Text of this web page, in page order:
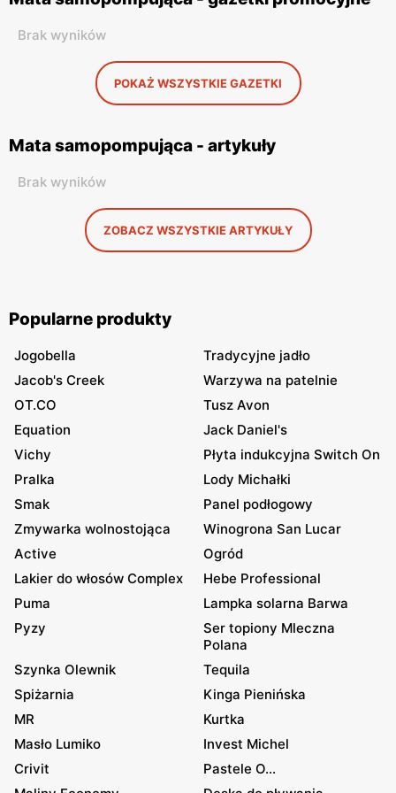
Brak wyników
POKAŻ WSZYSTKIE GAZETKI
Mata samopompująca - artykuły
Brak wyników
ZOBACZ WSZYSTKIE ARTYKUŁY
Popularne produkty
Jogobella
Tradycyjne jadło
Jacob's Creek
Warzywa na patelnie
OT.CO
Tusz Avon
Equation
Jack Daniel's
Vichy
Płyta indukcyjna Switch On
Pralka
Lody Michałki
Smak
Panel podłogowy
Zmywarka wolnostojąca
Winogrona San Lucar
Active
Ogród
Lakier do włosów Complex
Hebe Professional
Puma
Lampka solarna Barwa
Pyzy
Ser topiony Mleczna
Polana
Szynka Olewnik
Tequila
Spiżarnia
Kinga Pienińska
MR
Kurtka
Masło Lumiko
Invest Michel
Crivit
Pastele O...